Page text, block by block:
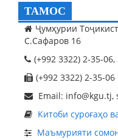
ТАМОС
Ҷумҳурии
С.Сафаров 16
(+992 3322) 2-35-
(+992 3322) 2-35-06
Email: info@kgu.tj,
Китоби суроғаҳо
Маъмурияти